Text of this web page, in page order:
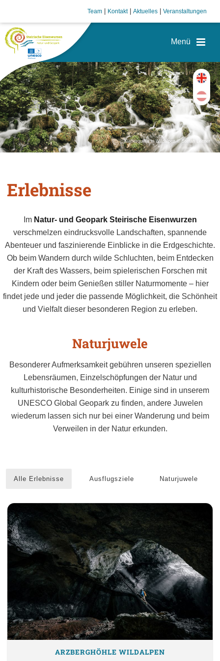
Team Kontakt| Aktuelles Veranstaltungen
Kläfferquelle in Wildalpen © Stefan Leitner
Erlebnisse
Im Natur- und Geopark Steirische Eisenwurzen
verschmelzen eindrucksvolle Landschaften, spannende
Abenteuer und faszinierende Einblicke in die Erdgeschichte.
Ob beim Wandern durch wilde Schluchten, beim Entdecken
der Kraft des Wassers, beim spielerischen Forschen mit
Kindern oder beim Genießen stiller Naturmomente – hier
findet jede und jeder die passende Möglichkeit, die Schönheit
und Vielfalt dieser besonderen Region zu erleben.
Naturjuwele
Besonderer Aufmerksamkeit gebühren unseren speziellen
Lebensräumen, Einzelschöpfungen der Natur und
kulturhistorische Besonderheiten. Einige sind in unserem
UNESCO Global Geopark zu finden, andere Juwelen
wiederum lassen sich nur bei einer Wanderung und beim
Verweilen in der Natur erkunden.
Alle Erlebnisse Ausflugsziele Naturjuwele
ARZBERGHÖHLE WILDALPEN